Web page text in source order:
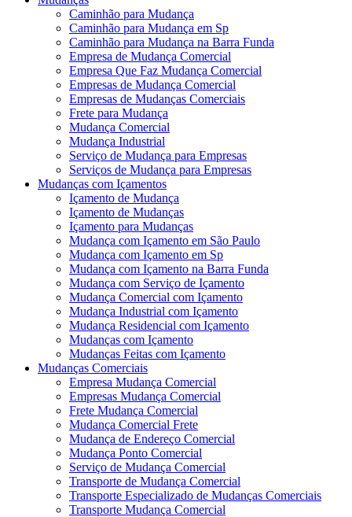
Caminhão para Mudança
Caminhão para Mudança em Sp
Caminhão para Mudança na Barra Funda
Empresa de Mudança Comercial
Empresa Que Faz Mudança Comercial
Empresas de Mudança Comercial
Empresas de Mudanças Comerciais
Frete para Mudança
Mudança Comercial
Mudança Industrial
Serviço de Mudança para Empresas
Serviços de Mudança para Empresas
Mudanças com Içamentos
Içamento de Mudança
Içamento de Mudanças
Içamento para Mudanças
Mudança com Içamento em São Paulo
Mudança com Içamento em Sp
Mudança com Içamento na Barra Funda
Mudança com Serviço de Içamento
Mudança Comercial com Içamento
Mudança Industrial com Içamento
Mudança Residencial com Içamento
Mudanças com Içamento
Mudanças Feitas com Içamento
Mudanças Comerciais
Empresa Mudança Comercial
Empresas Mudança Comercial
Frete Mudança Comercial
Mudança Comercial Frete
Mudança de Endereço Comercial
Mudança Ponto Comercial
Serviço de Mudança Comercial
Transporte de Mudança Comercial
Transporte Especializado de Mudanças Comerciais
Transporte Mudança Comercial